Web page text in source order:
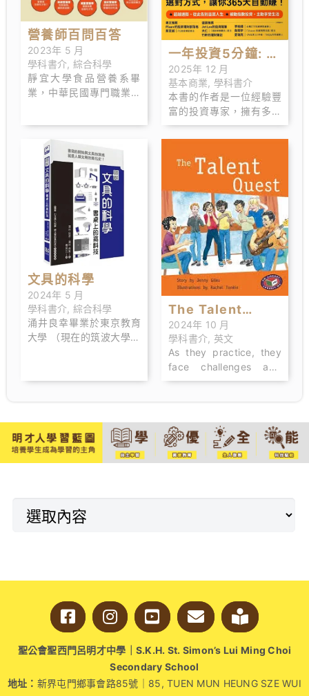
營養師百問百答
2023年 5 月
學科書介, 綜合科學
靜宜大學食品營養系畢
業，中華民國專門職業及
康學習中心營養師，擁有
二十多年營養保健工作經
驗，專精飲食營 養、保健
營養、疾病營養、減重營
養等領域。
一年投資5分鐘: 打
造每月3萬被動收
入
2025年 12 月
基本商業, 學科書介
本書的作者是一位經驗豐
富的投資專家，擁有多年
在金融市場的實戰經歷。
文具的科學
2024年 5 月
學科書介, 綜合科學
涌井良幸畢業於東京教育
大學 （現在的筑波大學）
擔任高中數學教師，另從
The Talent
Quest
2024年 10 月
學科書介, 英文
As they practice, they
face challenges and
learn to support each
friendship, teamwork,
and being proud of
their unique talents. In
working together is
聖公會聖西門呂明才中學｜S.K.H. St. Simon’s Lui Ming Choi
Secondary School
地址： 新界屯門鄉事會路85號｜85, TUEN MUN HEUNG SZE WUI